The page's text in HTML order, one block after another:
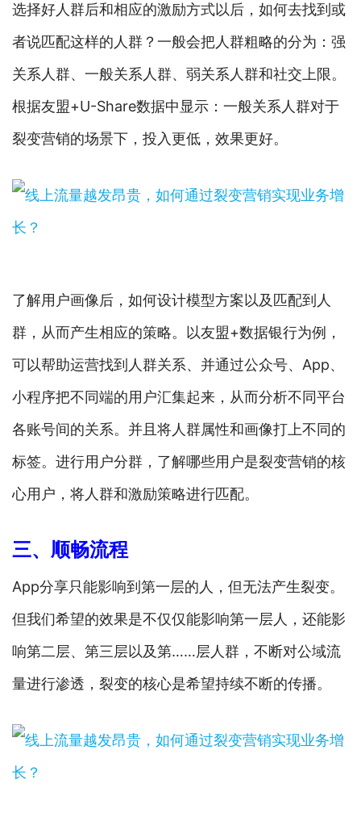
选择好人群后和相应的激励方式以后，如何去找到或
者说匹配这样的人群？一般会把人群粗略的分为：强
关系人群、一般关系人群、弱关系人群和社交上限。
根据友盟+U-Share数据中显示：一般关系人群对于
裂变营销的场景下，投入更低，效果更好。
了解用户画像后，如何设计模型方案以及匹配到人
群，从而产生相应的策略。以友盟+数据银行为例，
可以帮助运营找到人群关系、并通过公众号、App、
小程序把不同端的用户汇集起来，从而分析不同平台
各账号间的关系。并且将人群属性和画像打上不同的
标签。进行用户分群，了解哪些用户是裂变营销的核
心用户，将人群和激励策略进行匹配。
三、顺畅流程
App分享只能影响到第一层的人，但无法产生裂变。
但我们希望的效果是不仅仅能影响第一层人，还能影
响第二层、第三层以及第……层人群，不断对公域流
量进行渗透，裂变的核心是希望持续不断的传播。